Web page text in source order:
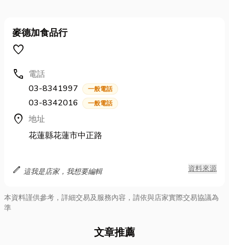
麥德加食品行
favorite
call 電話
03-8341997
一般電話
03-8342016 一般電話
location_on 地址
花蓮縣花蓮市中正路
edit 這我是店家，我想要編輯 資料來源
本資料謹供參考，詳細交易及服務內容，請依與店家實際交易協議為
準
文章推薦